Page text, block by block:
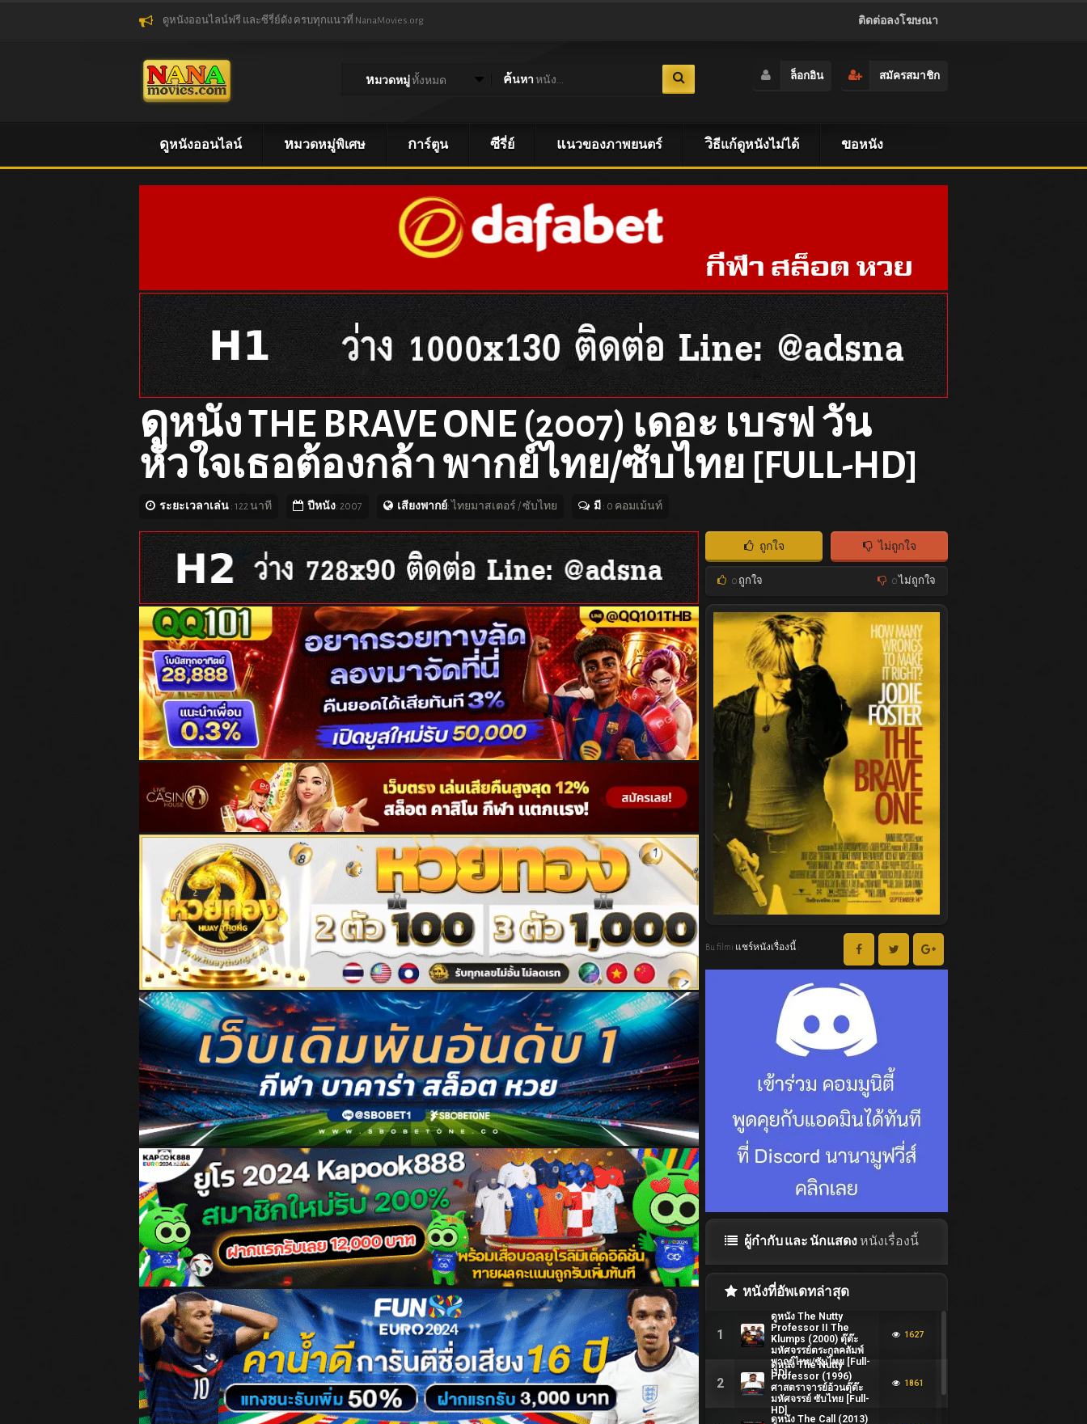
ดูหนังออนไลน์ฟรี และซีรี่ย์ดัง ครบทุกแนวที่ NanaMovies.org ติดต่อลงโฆษณา
หมวดหมู่ทั้งหมด ค้นหา หนัง... ล็อกอิน สมัครสมาชิก
ดูหนังออนไลน์ หมวดหมู่พิเศษ การ์ตูน ซีรี่ย์ แนวของภาพยนตร์ วิธีแก้ดูหนังไม่ได้ ขอหนัง
ดูหนัง THE BRAVE ONE (2007) เดอะ เบรฟ วัน
หัวใจเธอต้องกล้า พากย์ไทย/ซับไทย [FULL-HD]
ระยะเวลาเล่น : 122 นาที ปีหนัง: 2007 เสียงพากย์: ไทยมาสเตอร์ / ซับไทย มี : 0 คอมเม้นท์
ถูกใจ ไม่ถูกใจ
0 ถูกใจ 0ไม่ถูกใจ
Bu filmi แชร์หนังเรื่องนี้ :
ผู้กำกับ และ นักแสดง หนังเรื่องนี้
หนังที่อัพเดทล่าสุด
1
ดูหนัง The Nutty
Professor II The
Klumps (2000) ตุ๊ต๊ะ
มหัศจรรย์ตระกูลคลัมพ์
พากย์ไทย/ซับไทย [Full-
HD]
1627
2
ดูหนัง The Nutty
Professor (1996)
ศาสตราจารย์อ้วนตุ๊ต๊ะ
มหัศจรรย์ ซับไทย [Full-
HD]
1861
ดูหนัง The Call (2013)